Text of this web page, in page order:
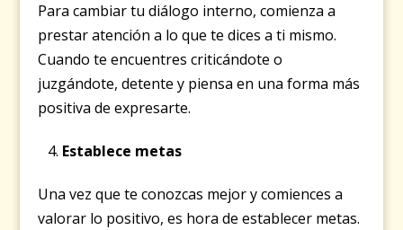
Para cambiar tu diálogo interno, comienza a
prestar atención a lo que te dices a ti mismo.
Cuando te encuentres criticándote o
juzgándote, detente y piensa en una forma más
positiva de expresarte.
Establece metas
Una vez que te conozcas mejor y comiences a
valorar lo positivo, es hora de establecer metas.